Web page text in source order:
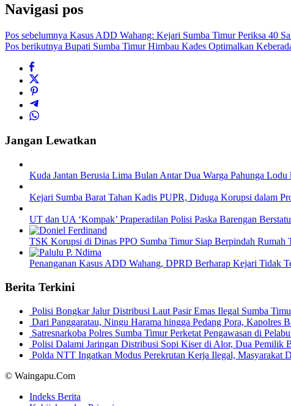
Navigasi pos
Pos sebelumnya Kasus ADD Wahang: Kejari Sumba Timur Periksa 40
Pos berikutnya Bupati Sumba Timur Himbau Kades Optimalkan
Jangan Lewatkan
Kuda Jantan Berusia Lima Bulan Antar Dua Warga Pahunga Lodu
Kejari Sumba Barat Tahan Kadis PUPR, Diduga Korupsi dalam
UT dan UA ‘Kompak’ Praperadilan Polisi Paska Barengan
TSK Korupsi di Dinas PPO Sumba Timur Siap Berpindah Rumah
Penanganan Kasus ADD Wahang, DPRD Berharap Kejari Tidak
Berita Terkini
Polisi Bongkar Jalur Distribusi Laut Pasir Emas Ilegal Sumba
Dari Panggaratau, Ningu Harama hingga Pedang Pora, Kapolres
Satresnarkoba Polres Sumba Timur Perketat Pengawasan di
Polisi Dalami Jaringan Distribusi Sopi Kiser di Alor, Dua
Polda NTT Ingatkan Modus Perekrutan Kerja Ilegal, Masyarakat
© Waingapu.Com
Indeks Berita